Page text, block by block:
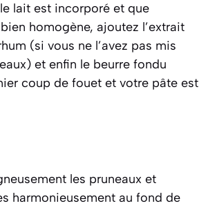
lait est incorporé et que
homogène, ajoutez l’extrait
(si vous ne l’avez pas mis
et enfin le beurre fondu
coup de fouet et votre pâte est
les pruneaux et
harmonieusement au fond de